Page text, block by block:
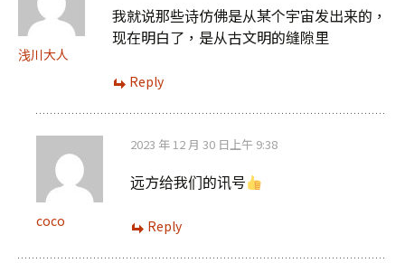
浅川大人
我就说那些诗仿佛是从某个宇宙发出来的，
现在明白了，是从古文明的缝隙里
Reply
coco
2023 年 12 月 30 日上午 9:38
远方给我们的讯号
Reply